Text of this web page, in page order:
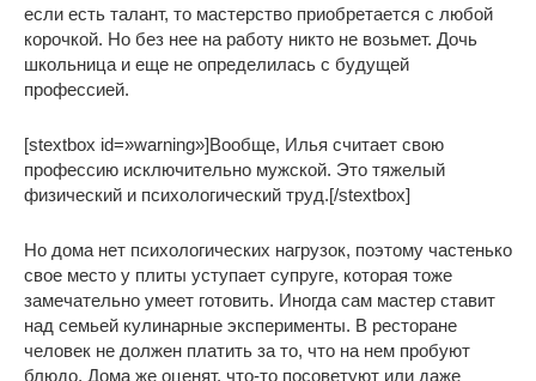
если есть талант, то мастерство приобретается с любой
корочкой. Но без нее на работу никто не возьмет. Дочь
школьница и еще не определилась с будущей
профессией.
[stextbox id=»warning»]Вообще, Илья считает свою
профессию исключительно мужской. Это тяжелый
физический и психологический труд.[/stextbox]
Но дома нет психологических нагрузок, поэтому частенько
свое место у плиты уступает супруге, которая тоже
замечательно умеет готовить. Иногда сам мастер ставит
над семьей кулинарные эксперименты. В ресторане
человек не должен платить за то, что на нем пробуют
блюдо. Дома же оценят, что-то посоветуют или даже